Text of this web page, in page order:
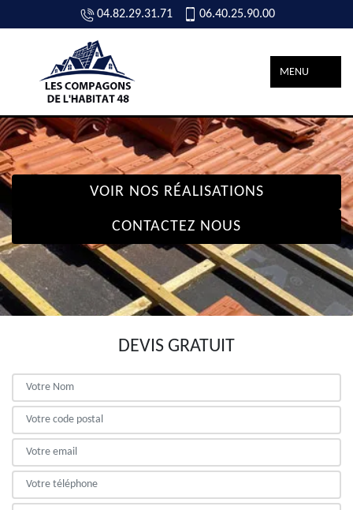
04.82.29.31.71 06.40.25.90.00
MENU
VOIR NOS RÉALISATIONS
CONTACTEZ NOUS
DEVIS GRATUIT